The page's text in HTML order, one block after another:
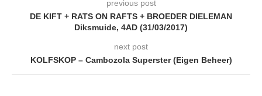
previous post
DE KIFT + RATS ON RAFTS + BROEDER DIELEMAN
Diksmuide, 4AD (31/03/2017)
next post
KOLFSKOP – Cambozola Superster (Eigen Beheer)